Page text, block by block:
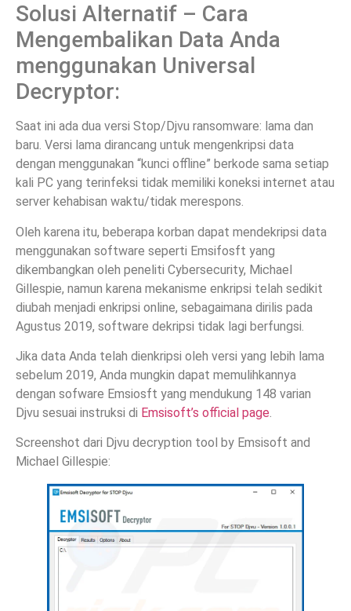
Solusi Alternatif – Cara
Mengembalikan Data Anda
menggunakan Universal
Decryptor:
Saat ini ada dua versi Stop/Djvu ransomware: lama dan
baru. Versi lama dirancang untuk mengenkripsi data
dengan menggunakan “kunci offline” berkode sama setiap
kali PC yang terinfeksi tidak memiliki koneksi internet atau
server kehabisan waktu/tidak merespons.
Oleh karena itu, beberapa korban dapat mendekripsi data
menggunakan software seperti Emsifosft yang
dikembangkan oleh peneliti Cybersecurity, Michael
Gillespie, namun karena mekanisme enkripsi telah sedikit
diubah menjadi enkripsi online, sebagaimana dirilis pada
Agustus 2019, software dekripsi tidak lagi berfungsi.
Jika data Anda telah dienkripsi oleh versi yang lebih lama
sebelum 2019, Anda mungkin dapat memulihkannya
dengan sofware Emsiosft yang mendukung 148 varian
Djvu sesuai instruksi di Emsisoft’s official page.
Screenshot dari Djvu decryption tool by Emsisoft and
Michael Gillespie: